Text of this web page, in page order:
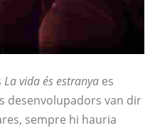
La vida és estranya es
desenvolupadors van dir
sempre hi hauria